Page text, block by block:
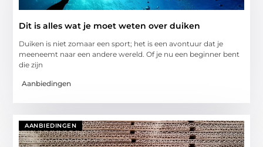
Dit is alles wat je moet weten over duiken
Duiken is niet zomaar een sport; het is een avontuur dat je
meeneemt naar een andere wereld. Of je nu een beginner bent
die zijn
Aanbiedingen
AANBIEDINGEN